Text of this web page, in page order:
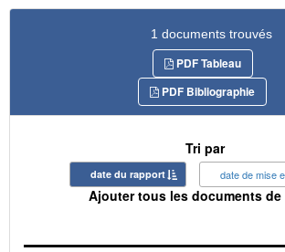
1 documents trouvés
PDF Tableau
PDF Bibliographie
Tri par
date du rapport date de mise
Ajouter tous les documents de